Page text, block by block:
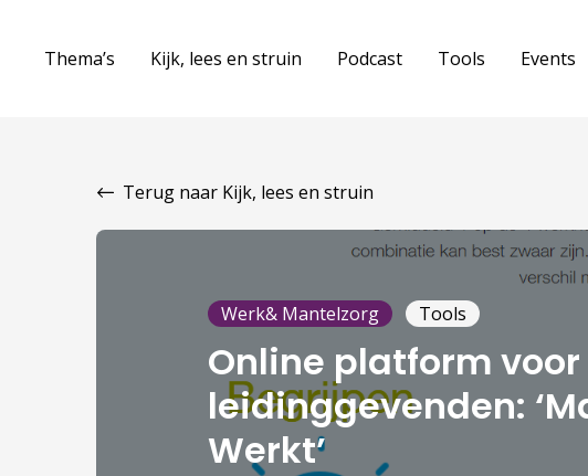
Thema’s Kijk, lees en struin Podcast Tools Events
Terug naar Kijk, lees en struin
Werk& Mantelzorg Tools
Online platform voor
leidinggevenden:
Werkt’